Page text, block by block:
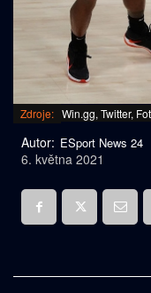
Zdroje: Win.gg, Twitter,
Autor: ESport News 24
6. května 2021